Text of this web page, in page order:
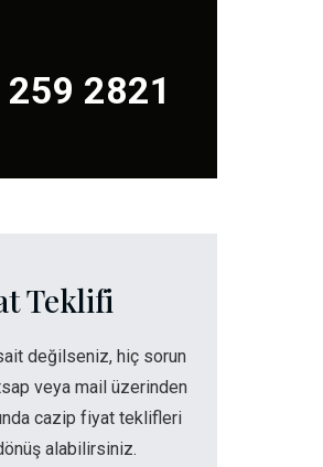
2821
Teklifi
değilseniz, hiç sorun
veya mail üzerinden
cazip fiyat teklifleri
alabilirsiniz.